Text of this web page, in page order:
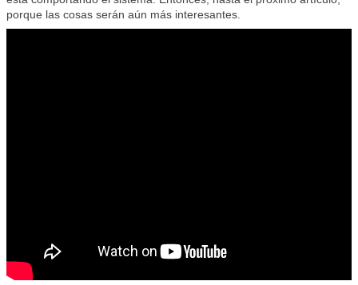
porque las cosas serán aún más interesantes.